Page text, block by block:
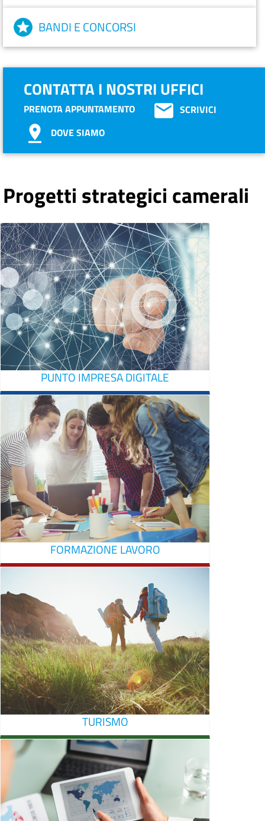
BANDI E CONCORSI
CONTATTA I NOSTRI UFFICI
PRENOTA APPUNTAMENTO
SCRIVICI
DOVE SIAMO
Progetti strategici camerali
PUNTO IMPRESA DIGITALE
FORMAZIONE LAVORO
TURISMO